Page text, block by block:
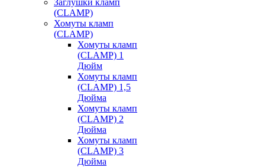
Заглушки кламп
(CLAMP)
Хомуты кламп
(CLAMP)
Хомуты кламп
(CLAMP) 1
Дюйм
Хомуты кламп
(CLAMP) 1,5
Дюйма
Хомуты кламп
(CLAMP) 2
Дюйма
Хомуты кламп
(CLAMP) 3
Дюйма